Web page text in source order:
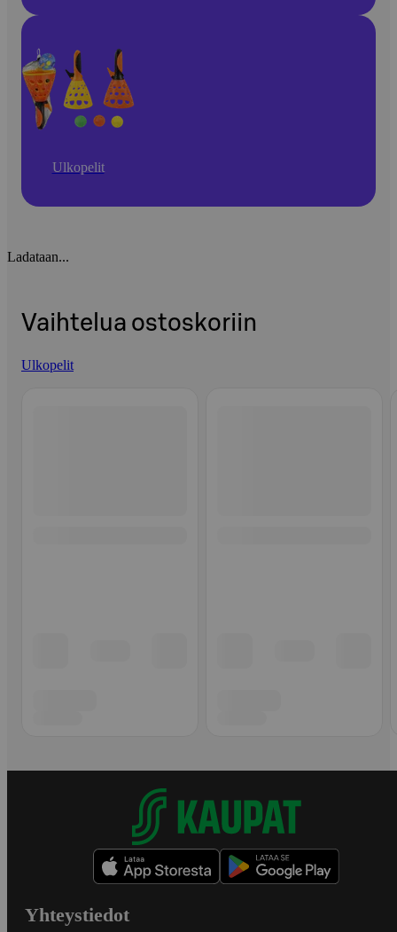
Ulkopelit
Ladataan...
Vaihtelua ostoskoriin
Ulkopelit
Yhteystiedot